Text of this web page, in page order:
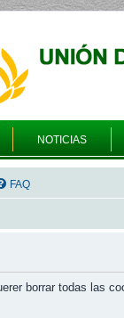
NOTICIAS
FAQ
borrar todas las